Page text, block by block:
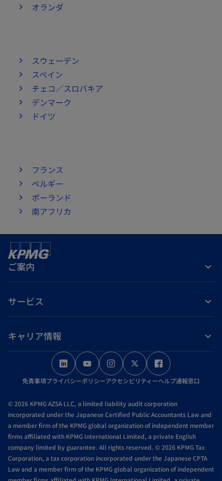
オランダ
スウェーデン
スペイン
チェコ／スロバキア
デンマーク
ドイツ
フランス
ベルギー
ポーランド
南アフリカ
ご案内
サービス
キャリア情報
新
し
い
タ
ブ
で
開
く
新
し
タ
ブ
で
開
く
新
し
い
タ
ブ
で
開
く
新
し
い
タ
ブ
で
開
く
新
い
タ
ブ
で
開
く
免責事項プライバシーポリシーアクセシビリティーヘルプ通報窓口
© 2026 KPMG AZSA LLC, a limited liability audit corporation
incorporated under the Japanese Certified Public Accountants Law and
a member firm of the KPMG global organization of independent member
firms affiliated with KPMG International Limited, a private English
company limited by guarantee. All rights reserved. © 2026 KPMG Tax
Corporation, a tax corporation incorporated under the Japanese CPTA
Law and a member firm of the KPMG global organization of independent